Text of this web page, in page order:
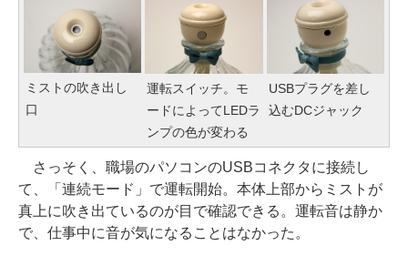
ミストの吹き出し
口
運転スイッチ。モ
ードによってLEDラ
ンプの色が変わる
USBプラグを差し
込むDCジャック
さっそく、職場のパソコンのUSBコネクタに接続し
て、「連続モード」で運転開始。本体上部からミストが
真上に吹き出ているのが目で確認できる。運転音は静か
で、仕事中に音が気になることはなかった。